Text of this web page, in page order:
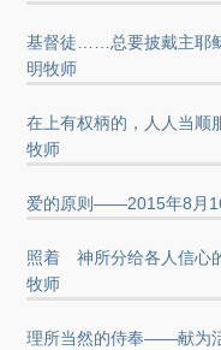
基督徒……总要披戴主耶
明牧师
在上有权柄的，人人当
牧师
爱的原则——2015年8月
照着 神所分给各人信心
牧师
理所当然的侍奉——献为